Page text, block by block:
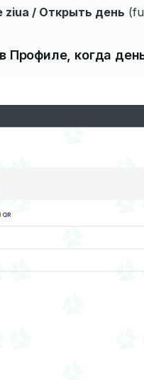
ziua / Открыть день
Профиле, когда